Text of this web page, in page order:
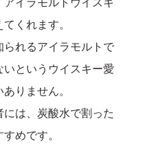
くれます。
れるアイラモルトで
というウイスキー愛
りません。
は、炭酸水で割った
めです。